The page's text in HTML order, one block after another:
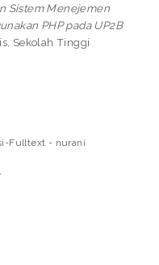
Sistem Menejemen
PHP pada UP2B
Sekolah Tinggi
Fulltext - nurani